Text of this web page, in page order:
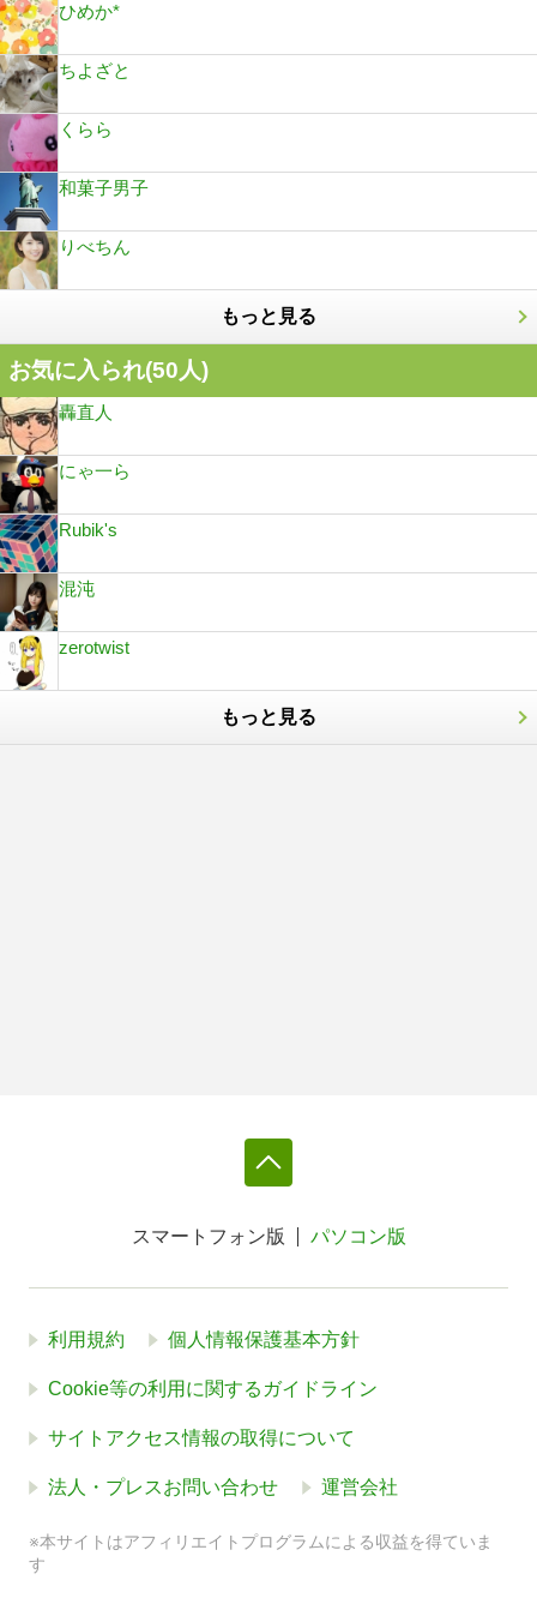
ひめか*
ちよざと
くらら
和菓子男子
りべちん
もっと見る
お気に入られ(50人)
轟直人
にゃ一ら
Rubik's
混沌
zerotwist
もっと見る
スマートフォン版 パソコン版
利用規約 個人情報保護基本方針
Cookie等の利用に関するガイドライン
サイトアクセス情報の取得について
法人・プレスお問い合わせ 運営会社
※本サイトはアフィリエイトプログラムによる収益を得ていま
す